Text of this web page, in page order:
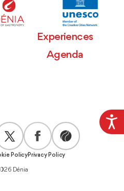
Experiences
Agenda
PolicyPrivacy Policy
Dénia